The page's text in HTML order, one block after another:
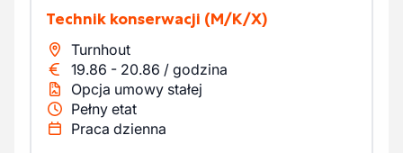
Technik konserwacji (M/K/X)
Turnhout
19.86 - 20.86 / godzina
Opcja umowy stałej
Pełny etat
Praca dzienna